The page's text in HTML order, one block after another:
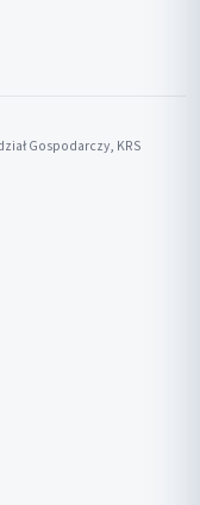
Gospodarczy, KRS